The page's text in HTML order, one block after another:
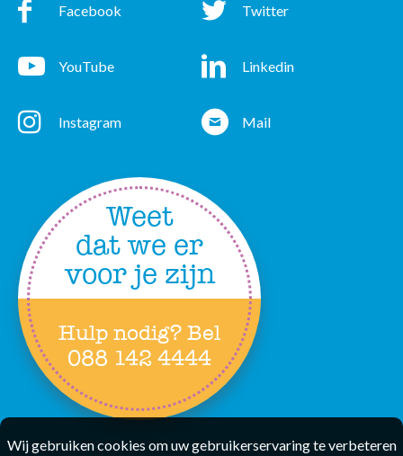
Wij gebruiken cookies om uw gebruikerservaring te verbeteren
Facebook
Facebook Twitter
Twitter
YouTube
YouTube Linkedin
Linkedin
Instagram
Instagram Mail
Mail
Weet
dat we er
voor je zijn
Hulp nodig? Bel
088 142 4444